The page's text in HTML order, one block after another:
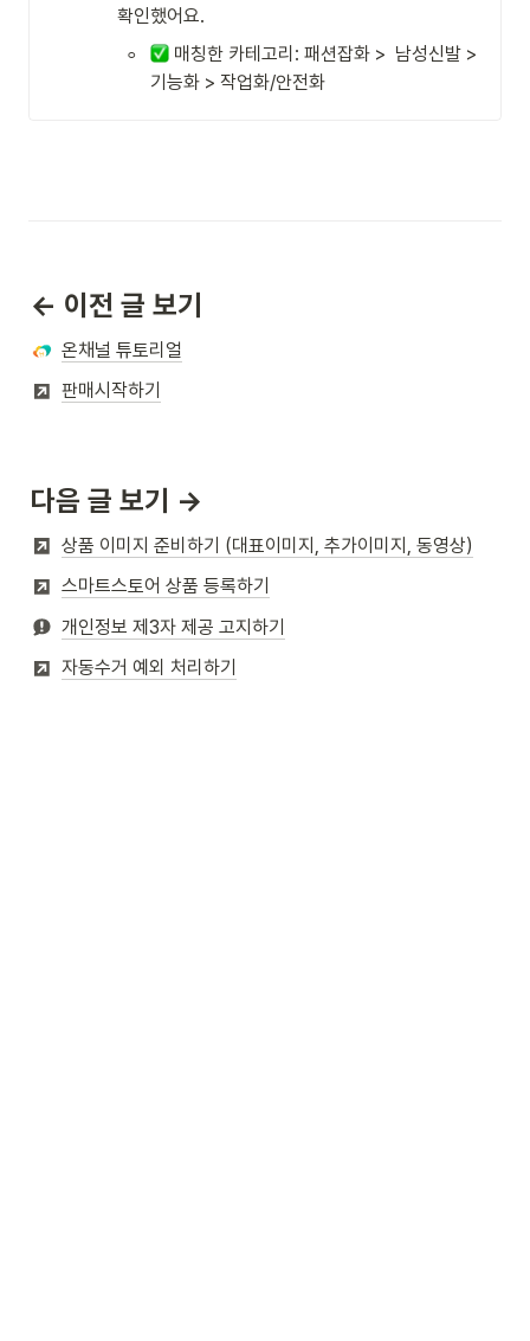
확인했어요.
◦
매칭한 카테고리: 패션잡화 >  남성신발 >
기능화 > 작업화/안전화
← 이전 글 보기
온채널 튜토리얼
판매시작하기
다음 글 보기 →
상품 이미지 준비하기 (대표이미지, 추가이미지, 동영상)
스마트스토어 상품 등록하기
개인정보 제3자 제공 고지하기
자동수거 예외 처리하기